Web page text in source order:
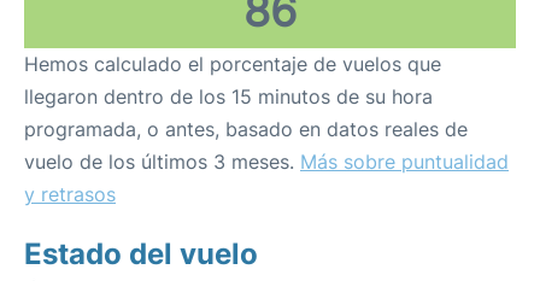
86
Hemos calculado el porcentaje de vuelos que
llegaron dentro de los 15 minutos de su hora
programada, o antes, basado en datos reales de
vuelo de los últimos 3 meses. Más sobre puntualidad
y retrasos
Estado del vuelo